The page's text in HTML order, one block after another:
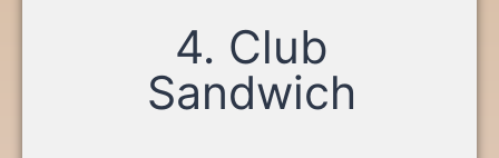
4. Club
Sandwich